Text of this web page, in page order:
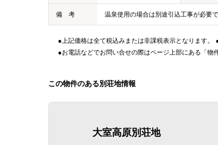
備 考 温泉使用の場合は別途引込工事が必要
●上記価格は全て税込みまたは非課税表示となります
●お電話などでお問い合せの際はページ上部にある「物
この物件のある別荘地情報
大室高原別荘地